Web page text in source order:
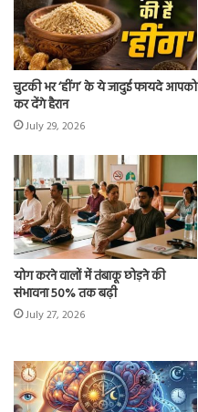
चुटकी भर ‘हींग’ के ये जादुई फायदे आपको
कर देंगे हैरान
July 29, 2026
योग करने वालों में तंबाकू छोड़ने की
संभावना 50% तक बढ़ी
July 27, 2026